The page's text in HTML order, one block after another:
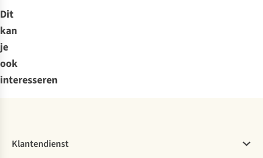
Dit
kan
je
ook
interesseren
Klantendienst